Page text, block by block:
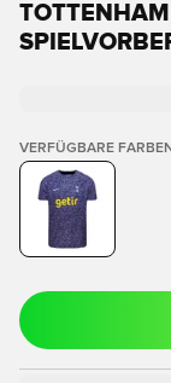
VERFÜGBARE FARBEN